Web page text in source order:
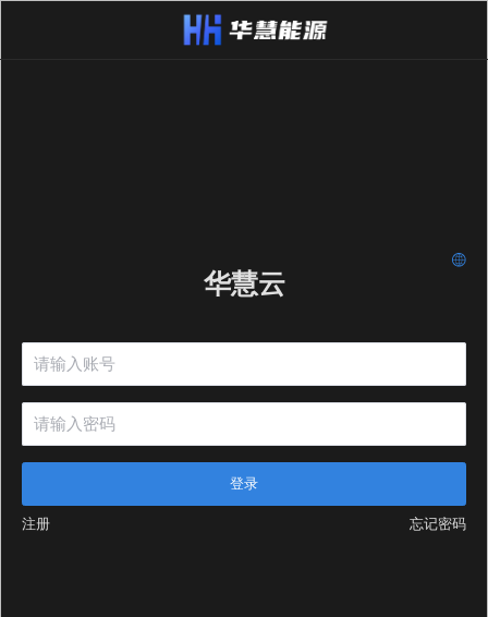
华慧云
登录
注册 忘记密码